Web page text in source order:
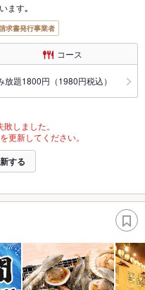
ます｡
求書発行事業者
コース
放題1800円（1980円税込）
しました。
更新してください。
する